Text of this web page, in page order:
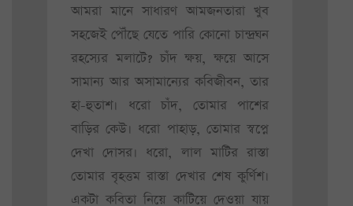
আমরা মানে সাধারণ আমজনতারা খুব
সহজেই পৌঁছে যেতে পারি কোনো চান্দ্রঘন
রহস্যের মলাটে? চাঁদ ক্ষয়, ক্ষয়ে আসে
সামান্য আর অসামান্যের কবিজীবন, তার
হা-হুতাশ। ধরো চাঁদ, তোমার পাশের
বাড়ির কেউ। ধরো পাহাড়, তোমার স্বপ্নে
দেখা দোসর। ধরো, লাল মাটির রাস্তা
তোমার বৃহত্তম রাস্তা দেখার শেষ কুর্ণিশ।
একটা কবিতা নিয়ে কাটিয়ে দেওয়া যায়